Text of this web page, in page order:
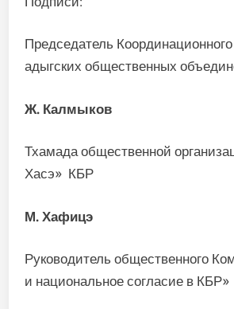
Председатель Координационного
адыгских общественных
Ж. Калмыков
Тхамада общественной
Хасэ» КБР
М. Хафицэ
Руководитель общественного
и национальное согласие в КБР»